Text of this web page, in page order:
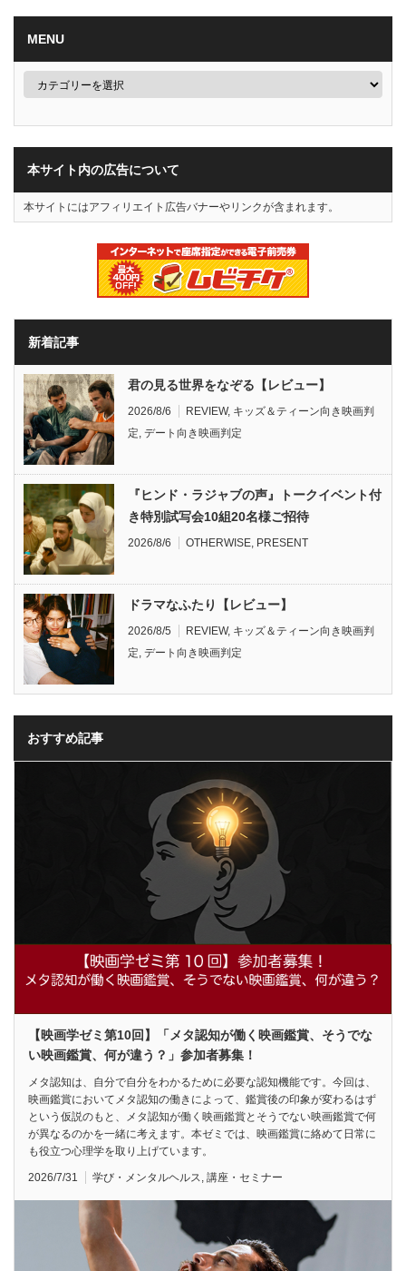
MENU
本サイト内の広告について
本サイトにはアフィリエイト広告バナーやリンクが含まれます。
新着記事
君の見る世界をなぞる【レビュー】
2026/8/6 REVIEW, キッズ＆ティーン向き映画判
定, デート向き映画判定
『ヒンド・ラジャブの声』トークイベント付
き特別試写会10組20名様ご招待
2026/8/6 OTHERWISE, PRESENT
ドラマなふたり【レビュー】
2026/8/5 REVIEW, キッズ＆ティーン向き映画判
定, デート向き映画判定
おすすめ記事
【映画学ゼミ第10回】「メタ認知が働く映画鑑賞、そうでな
い映画鑑賞、何が違う？」参加者募集！
メタ認知は、自分で自分をわかるために必要な認知機能です。今回は、
映画鑑賞においてメタ認知の働きによって、鑑賞後の印象が変わるはず
という仮説のもと、メタ認知が働く映画鑑賞とそうでない映画鑑賞で何
が異なるのかを一緒に考えます。本ゼミでは、映画鑑賞に絡めて日常に
も役立つ心理学を取り上げています。
2026/7/31 学び・メンタルヘルス 講座・セミナー